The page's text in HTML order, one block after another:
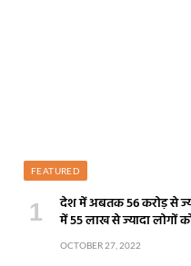
FEATURED
देश में अबतक 56 करोड़ से
में 55 लाख से ज्यादा लोगों
OCTOBER 27, 2022